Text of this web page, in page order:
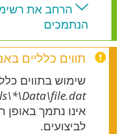
הרחב את
הנתמכים
תווים כלליים
שימוש בתווים
אינו נתמך
לביצועים.